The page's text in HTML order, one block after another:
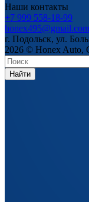
Наши контакты
+7 999 558-18-99
honex495@gmail.com
г. Подольск, ул.
2026 © Honex
Найти